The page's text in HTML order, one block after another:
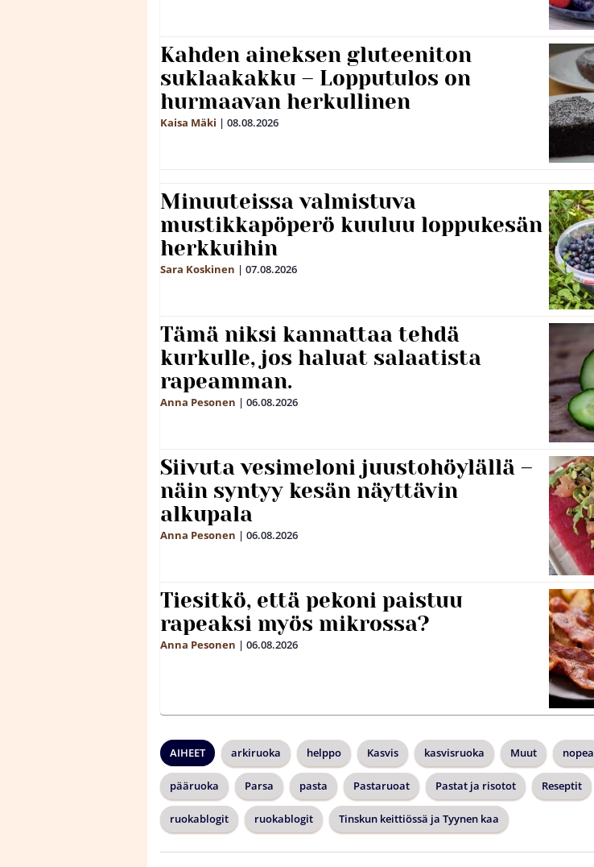
Kahden aineksen gluteeniton
suklaakakku – Lopputulos on
hurmaavan herkullinen
Kaisa Mäki | 08.08.2026
Minuuteissa valmistuva
mustikkapöperö kuuluu loppukesän
herkkuihin
Sara Koskinen | 07.08.2026
Tämä niksi kannattaa tehdä
kurkulle, jos haluat salaatista
rapeamman.
Anna Pesonen | 06.08.2026
Siivuta vesimeloni juustohöylällä –
näin syntyy kesän näyttävin
alkupala
Anna Pesonen | 06.08.2026
Tiesitkö, että pekoni paistuu
rapeaksi myös mikrossa?
Anna Pesonen | 06.08.2026
AIHEET arkiruoka helppo Kasvis kasvisruoka Muut nopea
pääruoka Parsa pasta Pastaruoat Pastat ja risotot Reseptit
ruokablogit ruokablogit Tinskun keittiössä ja Tyynen kaa